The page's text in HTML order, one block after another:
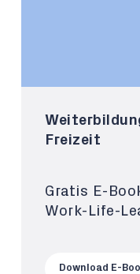
Freizeit
Gratis E-
Work-Life-
Download E-